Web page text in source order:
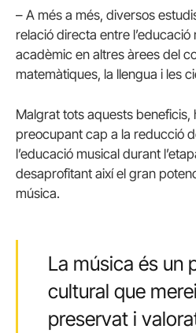
– A més a més, diversos
relació directa entre
acadèmic en altres àrees del
matemàtiques, la llengua i les
Malgrat tots aquests beneficis,
preocupant cap a la reducció
l’educació musical durant
desaprofitant així el gran
música.
La música és un
cultural que
preservat i